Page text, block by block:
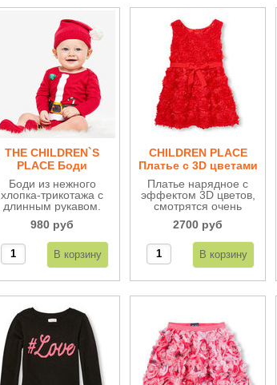
THE CHILDREN`S
PLACE Боди
новогодний Санта
Клаус ББ45
Боди из нежного
хлопка-трикотажа с
длинным рукавом.
малыша новогодним
настроением. Боди
для новогодних
праздников и ярких
980 руб
CHILDREN PLACE
Платье c 3D цветами
Платье нарядное с
эффектом 3D цветов,
смотрятся очень
застежка на пуговицы,
регулируется на талии
поясом.
2700 руб